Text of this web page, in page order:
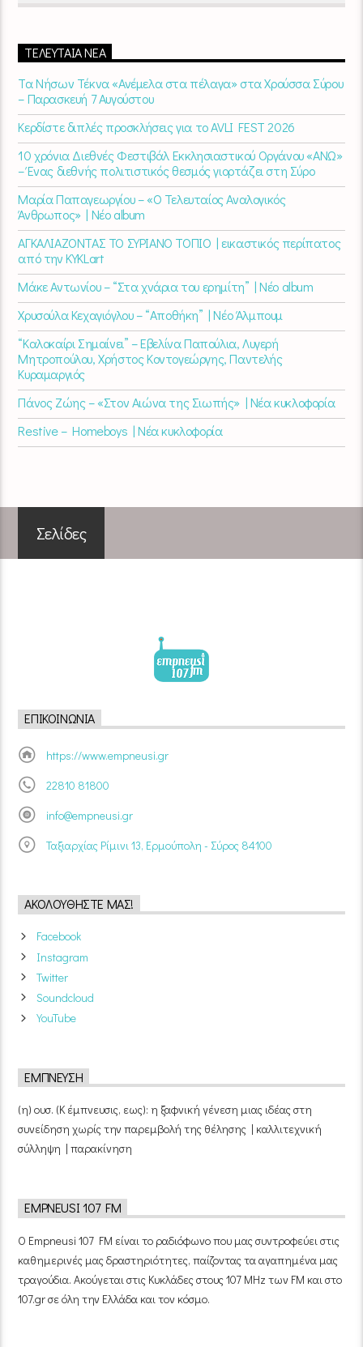
ΤΕΛΕΥΤΑΊΑ ΝΈΑ
Τα Νήσων Τέκνα «Ανέμελα στα πέλαγα» στα Χρούσσα Σύρου
– Παρασκευή 7 Αυγούστου
Κερδίστε διπλές προσκλήσεις για το AVLI FEST 2026
10 χρόνια Διεθνές Φεστιβάλ Εκκλησιαστικού Οργάνου «ΑΝΩ»
– Ένας διεθνής πολιτιστικός θεσμός γιορτάζει στη Σύρο​
Μαρία Παπαγεωργίου – «Ο Τελευταίος Αναλογικός
Άνθρωπος» | Νέο album
ΑΓΚΑΛΙΑΖΟΝΤΑΣ ΤΟ ΣΥΡΙΑΝΟ ΤΟΠΙΟ | εικαστικός περίπατος
από την KYKLart
Μάκε Αντωνίου – “Στα χνάρια του ερημίτη” | Νέο album
Χρυσούλα Κεχαγιόγλου – “Αποθήκη” | Νέο Άλμπουμ
“Καλοκαίρι Σημαίνει” – Εβελίνα Παπούλια, Λυγερή
Μητροπούλου, Χρήστος Κοντογεώργης, Παντελής
Κυραμαργιός
Πάνος Ζώης – «Στον Αιώνα της Σιωπής» | Νέα κυκλοφορία
Restive – Homeboys | Νέα κυκλοφορία
Σελίδες
ΕΠΙΚΟΙΝΩΝΊΑ
https://www.empneusi.gr
22810 81800
info@empneusi.gr
Ταξιαρχίας Ρίμινι 13, Ερμούπολη - Σύρος 84100
ΑΚΟΛΟΥΘΉΣΤΕ ΜΑΣ!
Facebook
Instagram
Twitter
Soundcloud
YouTube
ΈΜΠΝΕΥΣΗ
(η) ουσ. (Κ έμπνευσις, εως): η ξαφνική γένεση μιας ιδέας στη
συνείδηση χωρίς την παρεμβολή της θέλησης | καλλιτεχνική
σύλληψη | παρακίνηση
EMPNEUSI 107 FM
Ο Empneusi 107 FM είναι το ραδιόφωνο που μας συντροφεύει στις
καθημερινές μας δραστηριότητες, παίζοντας τα αγαπημένα μας
τραγούδια. Ακούγεται στις Κυκλάδες στους 107 MHz των FM και στο
107.gr σε όλη την Ελλάδα και τον κόσμο.